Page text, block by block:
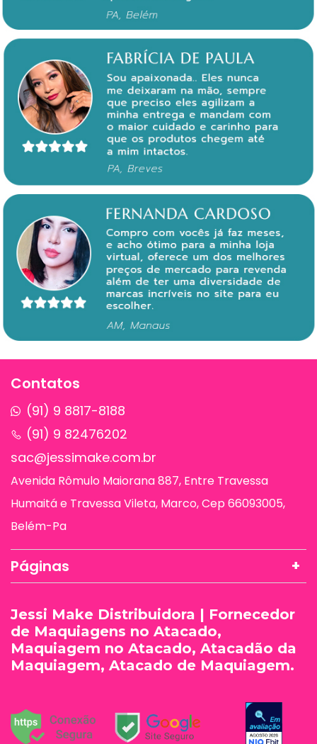
Contatos
(91) 9 8817-8188
(91) 9 82476202
sac@jessimake.com.br
Avenida Rômulo Maiorana 887, Entre Travessa
Humaitá e Travessa Vileta, Marco, Cep 66093005,
Belém-Pa
Páginas
Jessi Make Distribuidora | Fornecedor
de Maquiagens no Atacado,
Maquiagem no Atacado, Atacadão da
Maquiagem, Atacado de Maquiagem.